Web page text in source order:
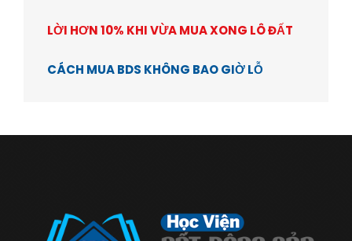
LỜI HƠN 10% KHI VỪA MUA XONG LÔ ĐẤT
CÁCH MUA BDS KHÔNG BAO GIỜ LỖ